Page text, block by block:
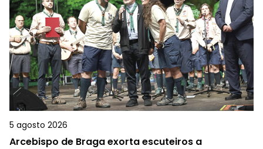
5 agosto 2026
Arcebispo de Braga exorta escuteiros a